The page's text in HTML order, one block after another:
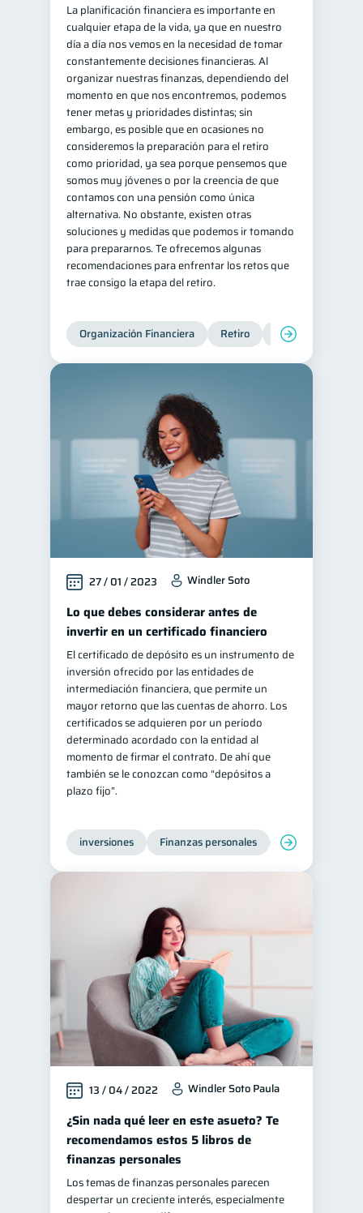
Organización Financiera 10
Deudas 10
Entidad financiera
Préstamos 8 Ahorro 8
Consejos
Tarjeta de crédito 6
Historial crediticio
Ciberseguridad 5
Servicios
Derechos & Deberes 4
Superintendencia de Bancos
Inversiones 2
Finanzas en Pareja
Educación Financiera 1
Mipymes 1
Información financiera 1
Salud mental 1 ahorro 1
Doble sueldo
Gasto responsable
información financiera
La planificación financiera es importante en
cualquier etapa de la vida, ya que en nuestro
día a día nos vemos en la necesidad de tomar
constantemente decisiones financieras. Al
organizar nuestras finanzas, dependiendo del
momento en que nos encontremos, podemos
tener metas y prioridades distintas; sin
embargo, es posible que en ocasiones no
consideremos la preparación para el retiro
como prioridad, ya sea porque pensemos que
somos muy jóvenes o por la creencia de que
contamos con una pensión como única
alternativa. No obstante, existen otras
soluciones y medidas que podemos ir tomando
para prepararnos. Te ofrecemos algunas
recomendaciones para enfrentar los retos que
trae consigo la etapa del retiro.
Organización Financiera Retiro Cuenta
27 / 01 / 2023 Windler Soto
Lo que debes considerar antes de
invertir en un certificado financiero
El certificado de depósito es un instrumento de
inversión ofrecido por las entidades de
intermediación financiera, que permite un
mayor retorno que las cuentas de ahorro. Los
certificados se adquieren por un período
determinado acordado con la entidad al
momento de firmar el contrato. De ahí que
también se le conozcan como “depósitos a
plazo fijo”.
inversiones Finanzas personales Educación
13 / 04 / 2022 Windler Soto Paula
¿Sin nada qué leer en este asueto? Te
recomendamos estos 5 libros de
finanzas personales
Los temas de finanzas personales parecen
despertar un creciente interés, especialmente